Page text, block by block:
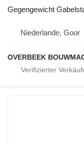
Gegengewicht
Niederlande, Goor
OVERBEEK